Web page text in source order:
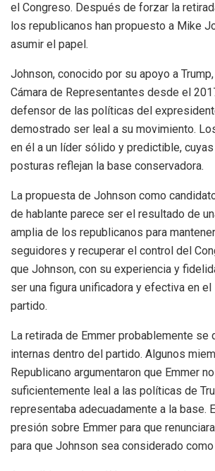
el Congreso. Después de forzar la
los republicanos han propuesto a Mike
asumir el papel.
Johnson, conocido por su apoyo a
Cámara de Representantes desde el
defensor de las políticas del
demostrado ser leal a su movimiento.
en él a un líder sólido y predictible,
posturas reflejan la base conservadora.
La propuesta de Johnson como
de hablante parece ser el resultado de
amplia de los republicanos para
seguidores y recuperar el control del
que Johnson, con su experiencia y
ser una figura unificadora y efectiva en el
partido.
La retirada de Emmer probablemente se
internas dentro del partido. Algunos
Republicano argumentaron que Emmer
suficientemente leal a las políticas de
representaba adecuadamente a la base.
presión sobre Emmer para que
para que Johnson sea considerado